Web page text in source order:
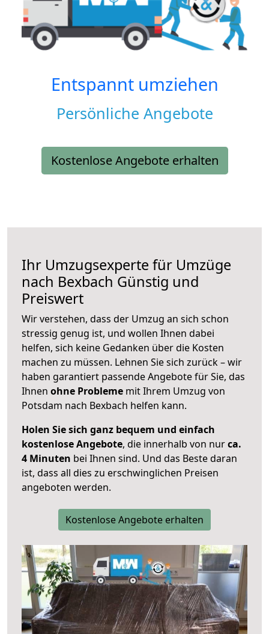
Entspannt umziehen
Persönliche Angebote
Kostenlose Angebote erhalten
Ihr Umzugsexperte für Umzüge
nach Bexbach Günstig und
Preiswert
Wir verstehen, dass der Umzug an sich schon
stressig genug ist, und wollen Ihnen dabei
helfen, sich keine Gedanken über die Kosten
machen zu müssen. Lehnen Sie sich zurück – wir
haben garantiert passende Angebote für Sie, das
Ihnen ohne Probleme mit Ihrem Umzug von
Potsdam nach Bexbach helfen kann.
Holen Sie sich ganz bequem und einfach
kostenlose Angebote, die innerhalb von nurca.
4 Minuten bei Ihnen sind. Und das Beste daran
ist, dass all dies zu erschwinglichen Preisen
angeboten werden.
Kostenlose Angebote erhalten